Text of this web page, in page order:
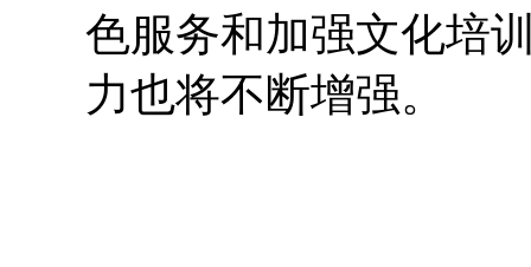
色服务和加强文化培
力也将不断增强。